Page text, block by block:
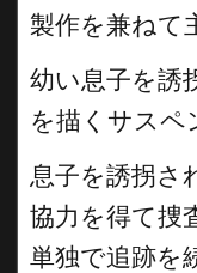
製作を兼ねて
幼い息子を誘
を描くサスペ
息子を誘拐さ
協力を得て捜
単独で追跡を